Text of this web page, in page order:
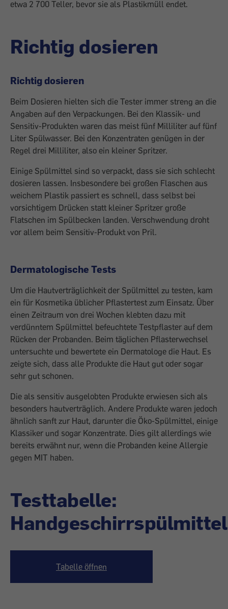
etwa 2 700 Teller, bevor sie als Plastikmüll endet.
Richtig dosieren
Richtig dosieren
Beim Dosieren hielten sich die Tester immer streng an die
Angaben auf den Verpackungen. Bei den Klassik- und
Sensitiv-Produkten waren das meist fünf Milliliter auf fünf
Liter Spülwasser. Bei den Konzentraten genügen in der
Regel drei Milliliter, also ein kleiner Spritzer.
Einige Spülmittel sind so verpackt, dass sie sich schlecht
dosieren lassen. Insbesondere bei großen Flaschen aus
weichem Plastik passiert es schnell, dass selbst bei
vorsichtigem Drücken statt kleiner Spritzer große
Flatschen im Spülbecken landen. Verschwendung droht
vor allem beim Sensitiv-Produkt von Pril.
Dermatologische Tests
Um die Hautverträglichkeit der Spülmittel zu testen, kam
ein für Kosmetika üblicher Pflastertest zum Einsatz. Über
einen Zeitraum von drei Wochen klebten dazu mit
verdünntem Spülmittel befeuchtete Testpflaster auf dem
Rücken der Probanden. Beim täglichen Pflasterwechsel
untersuchte und bewertete ein Dermatologe die Haut. Es
zeigte sich, dass alle Produkte die Haut gut oder sogar
sehr gut schonen.
Die als sensitiv ausgelobten Produkte erwiesen sich als
besonders hautverträglich. Andere Produkte waren jedoch
ähnlich sanft zur Haut, darunter die Öko-Spülmittel, einige
Klassiker und sogar Konzentrate. Dies gilt allerdings wie
bereits erwähnt nur, wenn die Probanden keine Allergie
gegen MIT haben.
Testtabelle:
Handgeschirrspülmittel
Tabelle öffnen